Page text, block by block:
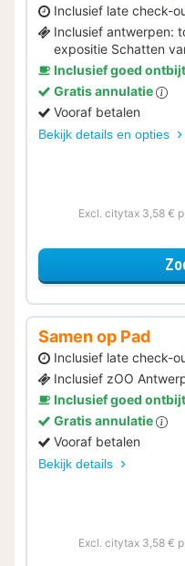
Inclusief late check-
Inclusief antwerpen:
expositie Schatten
Inclusief goed ontbijt
Gratis annulatie
Vooraf betalen
Bekijk details en opties
Excl. citytax 3,58 €
Samen op Pad
Inclusief late check-
Inclusief zOO
Inclusief goed ontbijt
Gratis annulatie
Vooraf betalen
Bekijk details
Excl. citytax 3,58 €